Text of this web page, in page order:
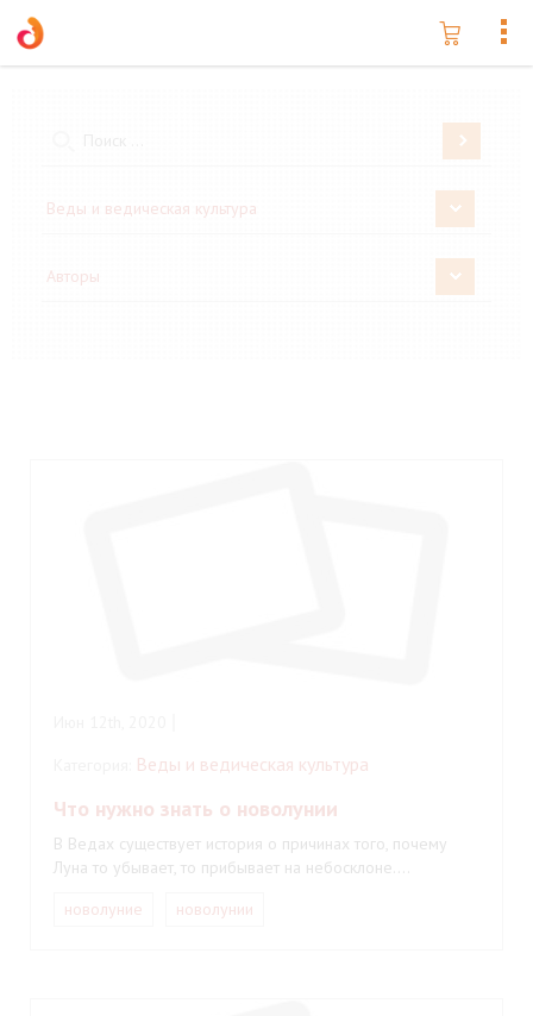
Веды и ведическая культура
Что нужно знать о новолунии
В Ведах существует история о причинах того, почему
Луна то убывает, то прибывает на небосклоне.…
новолуние
новолунии